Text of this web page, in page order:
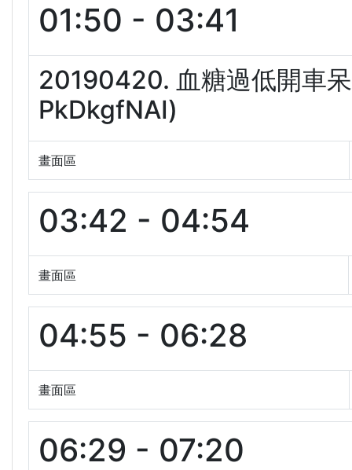
01:50 - 03:41
20190420. 血糖過低開車
PkDkgfNAI)
畫面區
03:42 - 04:54
畫面區
04:55 - 06:28
畫面區
06:29 - 07:20